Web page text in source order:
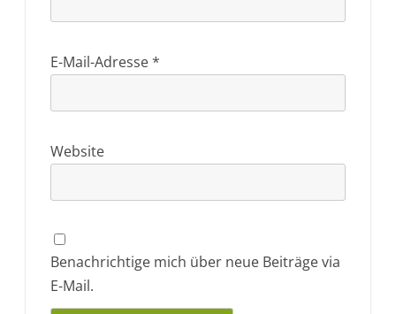
E-Mail-Adresse*
Website
Benachrichtige mich über neue Beiträge via
E-Mail.